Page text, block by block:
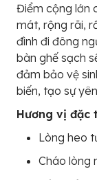
Điểm cộng lớn
mát, rộng rãi,
đình đi đông
bàn ghế sạch
đảm bảo vệ
biến, tạo sự
Hương vị đặc
Lòng heo
Cháo lòng